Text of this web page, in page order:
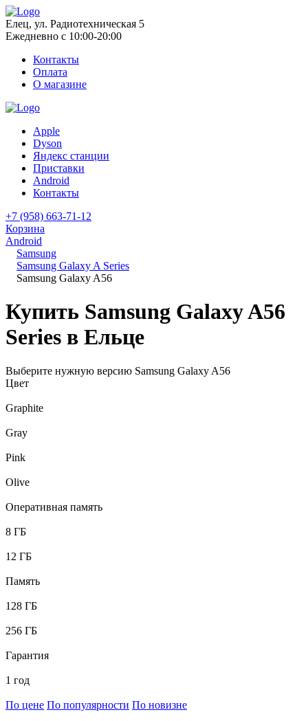
Елец, ул. Радиотехническая 5
Ежедневно с 10:00-20:00
Контакты
Оплата
О магазине
Apple
Dyson
Яндекс станции
Приставки
Android
Контакты
+7 (958) 663-71-12
Корзина
Android
Samsung
Samsung Galaxy A Series
Samsung Galaxy A56
Купить Samsung Galaxy A56
Series в Ельце
Выберите нужную версию Samsung Galaxy A56
Цвет
Graphite
Gray
Pink
Olive
Оперативная память
8 ГБ
12 ГБ
Память
128 ГБ
256 ГБ
Гарантия
1 год
По цене По популярности По новизне